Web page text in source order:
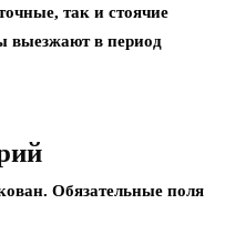
так и стоячие
выезжают в период
Обязательные поля